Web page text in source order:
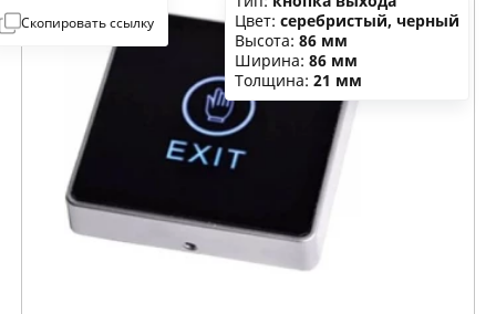
Скопировать ссылку
Цвет: серебристый, черный
Высота: 86 мм
Ширина: 86 мм
Толщина: 21 мм